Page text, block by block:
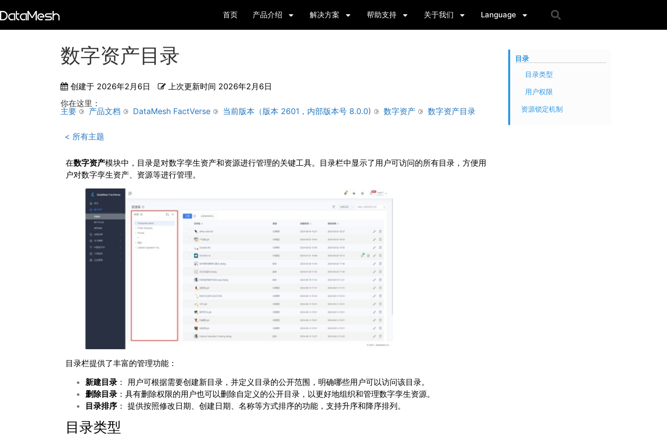
首页 产品介绍 解决方案 帮助支持 关于我们 Language
数字资产目录
创建于 2026年2月6日 上次更新时间 2026年2月6日
你在这里：
主要
产品文档 DataMesh FactVerse 当前版本（版本 2601，内部版本号 8.0.0) 数字资产 数字资产目录
< 所有主题
在数字资产模块中，目录是对数字孪生资产和资源进行管理的关键工具。目录栏中显示了用户可访问的所有目录，方便用
户对数字孪生资产、资源等进行管理。
目录栏提供了丰富的管理功能：
新建目录 ： 用户可根据需要创建新目录，并定义目录的公开范围，明确哪些用户可以访问该目录。
删除目录 ：具有删除权限的用户也可以删除自定义的公开目录，以更好地组织和管理数字孪生资源。
目录排序 ： 提供按照修改日期、创建日期、名称等方式排序的功能，支持升序和降序排列。
目录类型
目录
目录类型
用户权限
资源锁定机制